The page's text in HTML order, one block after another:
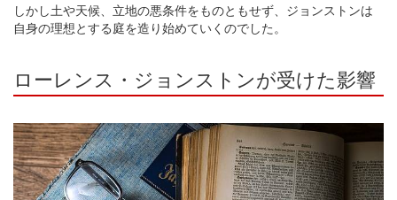
しかし土や天候、立地の悪条件をものともせず、ジョンストンは
自身の理想とする庭を造り始めていくのでした。
ローレンス・ジョンストンが受けた影響